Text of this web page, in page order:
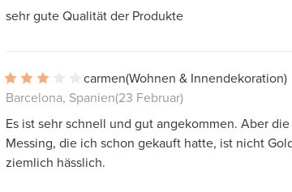
sehr gute Qualität der Produkte
carmen(Wohnen & Innendekoration)
Barcelona, Spanien(23 Februar)
Es ist sehr schnell und gut angekommen. Aber
Messing, die ich schon gekauft hatte, ist nicht
ziemlich hässlich.